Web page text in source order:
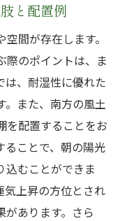
と配置例
間が存在します。
際のポイントは、ま
は、耐湿性に優れた
。また、南方の風土
を配置することをお
ることで、朝の陽光
込むことができま
気上昇の方位とされ
があります。さら